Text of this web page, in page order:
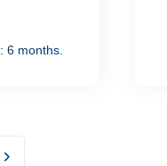
6 months.